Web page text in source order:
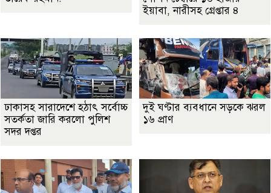
ইয়াবা, নারীসহ গ্রেপ্তার ৪
ঢাকাসহ সারাদেশে হঠাৎ সর্বোচ্চ
সতর্কতা জা‌রি করলো পুলিশ
সদর দপ্তর
দুই ঘণ্টার ব্যবধানে সড়কে ঝরল
১৬ প্রাণ